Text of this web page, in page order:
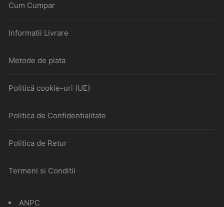
Cum Cumpar
Informatii Livrare
Metode de plata
Politică cookie-uri (UE)
Politica de Confidentialitate
Politica de Retur
Termeni si Conditii
ANPC